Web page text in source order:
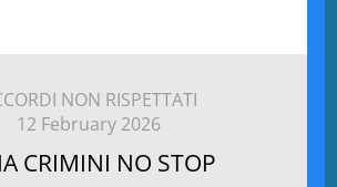
NON RISPETTATI
12 February 2026
CRIMINI NO STOP